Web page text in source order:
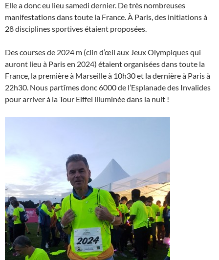
Elle a donc eu lieu samedi dernier. De très nombreuses
manifestations dans toute la France. À Paris, des initiations à
28 disciplines sportives étaient proposées.
Des courses de 2024 m (clin d’œil aux Jeux Olympiques qui
auront lieu à Paris en 2024) étaient organisées dans toute la
France, la première à Marseille à 10h30 et la dernière à Paris à
22h30. Nous partîmes donc 6000 de l’Esplanade des Invalides
pour arriver à la Tour Eiffel illuminée dans la nuit !